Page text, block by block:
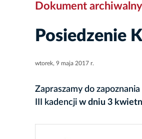
Dokument archiwalny
Posiedzenie
wtorek, 9 maja 2017 r.
Zapraszamy do
III kadencji w dniu 3